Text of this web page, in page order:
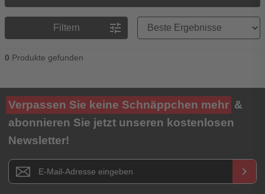
Filtern tune
Preisreihenfolge
0 Produkte gefunden
Verpassen Sie keine Schnäppchen mehr &
abonnieren Sie jetzt unseren kostenlosen
Newsletter!
Newsletter E-Mail Adresse keyboard_arrow_right